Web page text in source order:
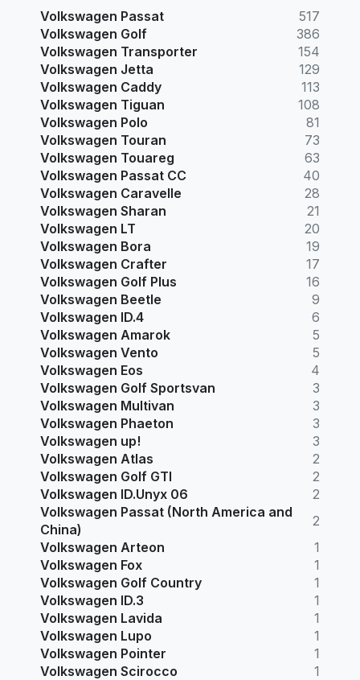
Volkswagen Passat
517
Volkswagen Golf
386
Volkswagen Transporter
154
Volkswagen Jetta
129
Volkswagen Caddy
113
Volkswagen Tiguan
108
Volkswagen Polo
81
Volkswagen Touran
73
Volkswagen Touareg
63
Volkswagen Passat CC
40
Volkswagen Caravelle
28
Volkswagen Sharan
21
Volkswagen LT
20
Volkswagen Bora
19
Volkswagen Crafter
17
Volkswagen Golf Plus
16
Volkswagen Beetle
9
Volkswagen ID.4
6
Volkswagen Amarok
5
Volkswagen Vento
5
Volkswagen Eos
4
Volkswagen Golf Sportsvan
3
Volkswagen Multivan
3
Volkswagen Phaeton
3
Volkswagen up!
3
Volkswagen Atlas
2
Volkswagen Golf GTI
2
Volkswagen ID.Unyx 06
2
Volkswagen Passat (North America and
China)
2
Volkswagen Arteon
1
Volkswagen Fox
1
Volkswagen Golf Country
1
Volkswagen ID.3
1
Volkswagen Lavida
1
Volkswagen Lupo
1
Volkswagen Pointer
1
Volkswagen Scirocco
1